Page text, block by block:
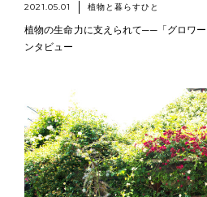
2021.05.01 植物と暮らすひと
植物の生命力に支えられて──「グロワ
ンタビュー